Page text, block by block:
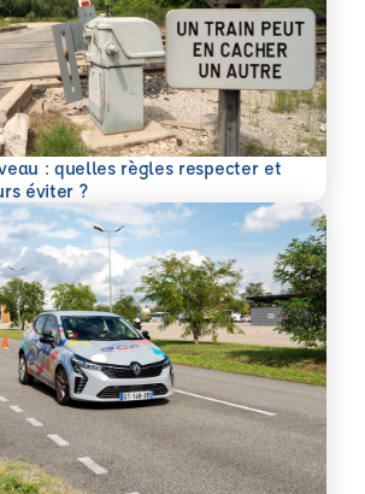
: quelles règles respecter et
éviter ?